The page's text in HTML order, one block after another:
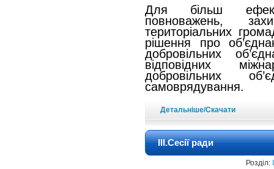
Для більш
повноважень,
територіальних
рішення про
добровільних
відповідних
добровільних
самоврядування.
Детальніше/Скачати
ІІІ.Сесії ради
Розділ: